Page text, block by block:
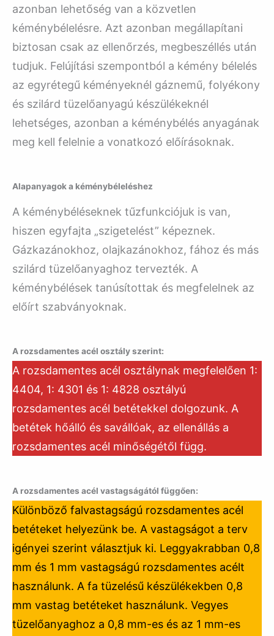
azonban lehetőség van a közvetlen
kéménybélelésre. Azt azonban megállapítani
biztosan csak az ellenőrzés, megbeszéllés után
tudjuk. Felújítási szempontból a kémény bélelés
az egyrétegű kéményeknél gáznemű, folyékony
és szilárd tüzelőanyagú készülékeknél
lehetséges, azonban a kéménybélés anyagának
meg kell felelnie a vonatkozó előírásoknak.
Alapanyagok a kéménybéleléshez
A kéménybéléseknek tűzfunkciójuk is van,
hiszen egyfajta „szigetelést” képeznek.
Gázkazánokhoz, olajkazánokhoz, fához és más
szilárd tüzelőanyaghoz tervezték. A
kéménybélések tanúsítottak és megfelelnek az
előírt szabványoknak.
A rozsdamentes acél osztály szerint:
A rozsdamentes acél osztálynak megfelelően 1:
4404, 1: 4301 és 1: 4828 osztályú
rozsdamentes acél betétekkel dolgozunk. A
betétek hőálló és savállóak, az ellenállás a
rozsdamentes acél minőségétől függ.
A rozsdamentes acél vastagságától függően:
Különböző falvastagságú rozsdamentes acél
betéteket helyezünk be. A vastagságot a terv
igényei szerint választjuk ki. Leggyakrabban 0,8
mm és 1 mm vastagságú rozsdamentes acélt
használunk. A fa tüzelésű készülékekben 0,8
mm vastag betéteket használunk. Vegyes
tüzelőanyaghoz a 0,8 mm-es és az 1 mm-es